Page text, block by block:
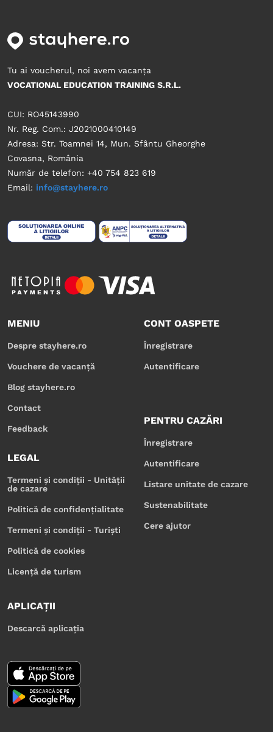
Tu ai voucherul, noi avem vacanța
VOCATIONAL EDUCATION TRAINING S.R.L.
CUI: RO45143990
Nr. Reg. Com.: J2021000410149
Adresa: Str. Toamnei 14, Mun. Sfântu Gheorghe
Covasna, România
Număr de telefon: +40 754 823 619
Email: info@stayhere.ro
MENIU
Despre stayhere.ro
Vouchere de vacanță
Blog stayhere.ro
Contact
Feedback
LEGAL
Termeni și condiții - Unității
de cazare
Politică de confidențialitate
Termeni și condiții - Turiști
Politică de cookies
Licență de turism
CONT OASPETE
Înregistrare
Autentificare
PENTRU CAZĂRI
Înregistrare
Autentificare
Listare unitate de cazare
Sustenabilitate
Cere ajutor
APLICAȚII
Descarcă aplicația